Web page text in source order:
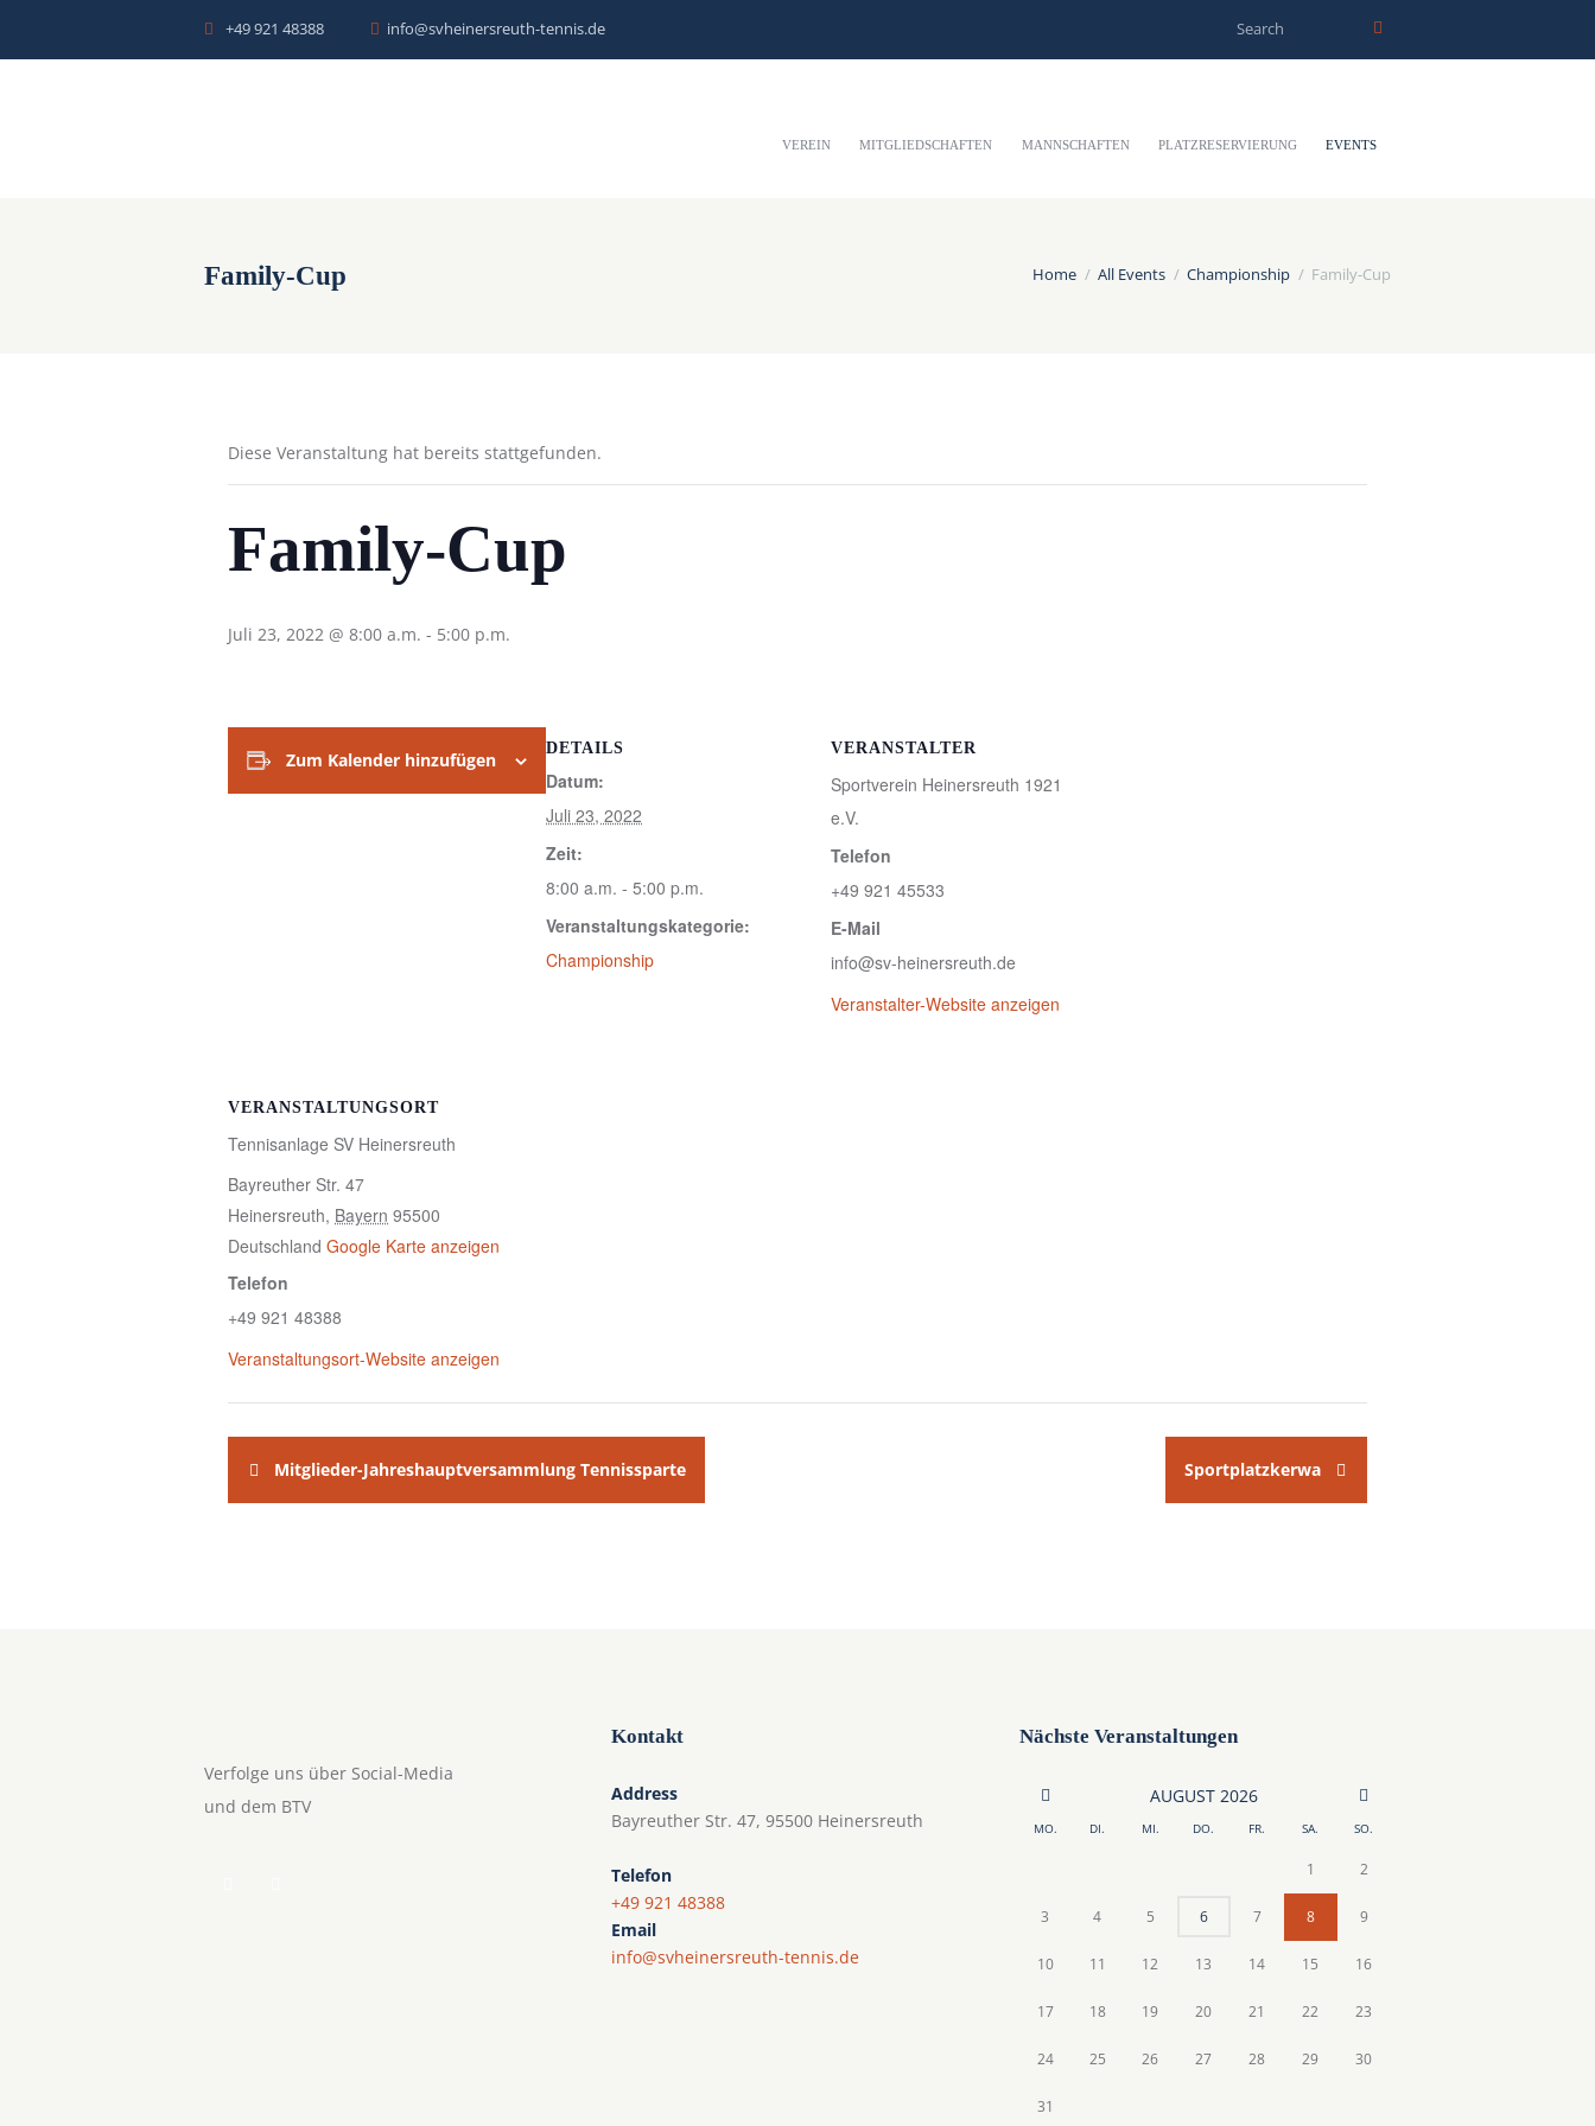
+49 921 48388 info@svheinersreuth-tennis.de
VEREIN MITGLIEDSCHAFTEN MANNSCHAFTEN PLATZRESERVIERUNG EVENTS
Family-Cup Home All Events Championship Family-Cup
Diese Veranstaltung hat bereits stattgefunden.
Family-Cup
Juli 23, 2022 @ 8:00 a.m. - 5:00 p.m.
Zum Kalender hinzufügen
DETAILS
Datum:
Juli 23, 2022
Zeit:
8:00 a.m. - 5:00 p.m.
Veranstaltungskategorie:
Championship
VERANSTALTER
Sportverein Heinersreuth 1921
e.V.
Telefon
+49 921 45533
E-Mail
info@sv-heinersreuth.de
Veranstalter-Website anzeigen
VERANSTALTUNGSORT
Tennisanlage SV Heinersreuth
Bayreuther Str. 47
Heinersreuth, Bayern 95500
Deutschland Google Karte anzeigen
Telefon
+49 921 48388
Veranstaltungsort-Website anzeigen
Mitglieder-Jahreshauptversammlung Tennissparte Sportplatzkerwa
Verfolge uns über Social-Media
und dem BTV
Kontakt
Address
Bayreuther Str. 47, 95500 Heinersreuth
Telefon
+49 921 48388
Email
info@svheinersreuth-tennis.de
Nächste Veranstaltungen
AUGUST2026
MO. DI. MI. DO. FR. SA. SO.
1 2
3 4 5 6 7 8 9
10 11 12 13 14 15 16
17 18 19 20 21 22 23
24 25 26 27 28 29 30
31